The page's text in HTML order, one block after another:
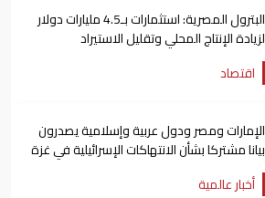
البترول المصرية: استثمارات بـ4.5 مليارات دولار
لزيادة الإنتاج المحلي وتقليل الاستيراد
اقتصاد
الإمارات ومصر ودول عربية وإسلامية يصدرون
بيانا مشتركا بشأن الانتهاكات الإسرائيلية في غزة
أخبار عالمية